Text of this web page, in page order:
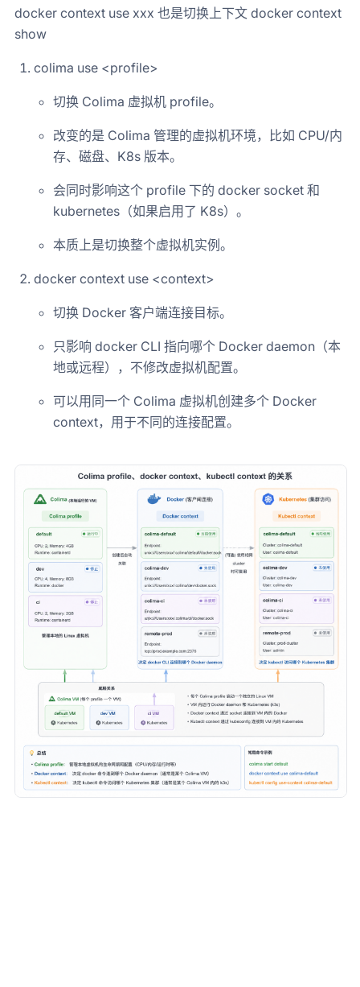
docker context use xxx 也是切换上下文 docker context
show
colima use <profile>
切换 Colima 虚拟机 profile。
改变的是 Colima 管理的虚拟机环境，比如 CPU/内
存、磁盘、K8s 版本。
会同时影响这个 profile 下的 docker socket 和
kubernetes（如果启用了 K8s）。
本质上是切换整个虚拟机实例。
docker context use <context>
切换 Docker 客户端连接目标。
只影响 docker CLI 指向哪个 Docker daemon（本
地或远程），不修改虚拟机配置。
可以用同一个 Colima 虚拟机创建多个 Docker
context，用于不同的连接配置。